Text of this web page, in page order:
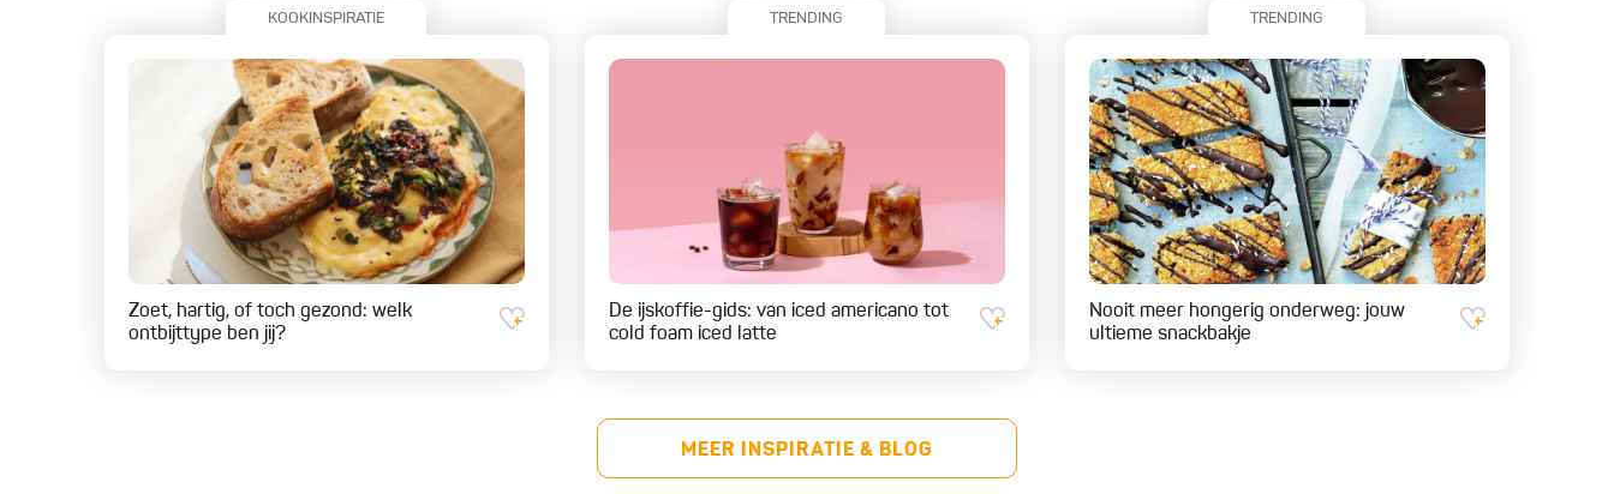
KOOKINSPIRATIE
Zoet, hartig, of toch gezond: welk
ontbijttype ben jij?
TRENDING
De ijskoffie-gids: van iced americano tot
cold foam iced latte
TRENDING
Nooit meer hongerig onderweg: jouw
ultieme snackbakje
MEER INSPIRATIE & BLOG